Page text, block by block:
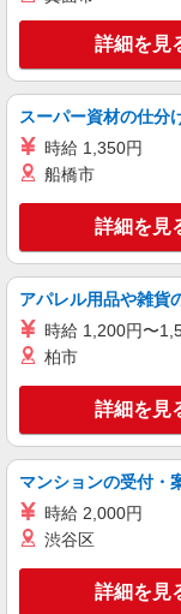
パーソルファクトリ
軽
キープ
派遣社員
パーソルファクトリー
出
【
合
派遣社員
パーソルファクトリー
軽
詳細を見
スーパー資材の仕分
時給 1,350円
船橋市
詳細を見
アパレル用品や雑貨
時給 1,200円〜
柏市
詳細を見
マンションの受付・
時給 2,000円
渋谷区
詳細を見